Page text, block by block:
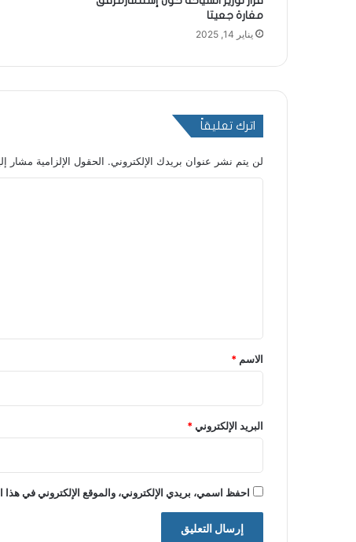
مغارة جعيتا
يناير 14, 2025
اترك تعليقاً
لن يتم نشر عنوان بريدك الإلكتروني. الحقول الإلزامية مشار
*
الاسم *
البريد الإلكتروني*
احفظ اسمي، بريدي الإلكتروني، والموقع الإلكتروني في هذا